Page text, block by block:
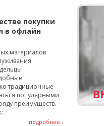
покупки
в офлайн
материалов
традиционные
популярными
преимуществ.
подробнее...